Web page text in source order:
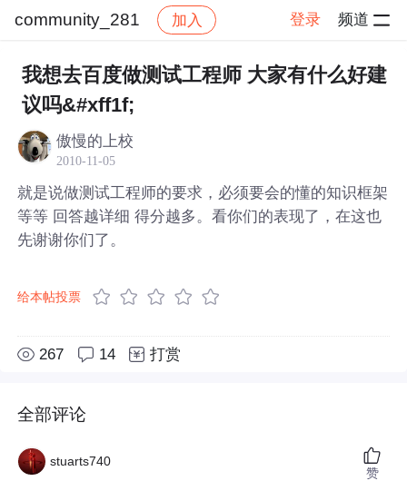
community_281 加入 登录 频道
社区 community_281 帖子详情
我想去百度做测试工程师 大家有什么好建
议吗&#xff1f;
傲慢的上校
2010-11-05
就是说做测试工程师的要求，必须要会的懂的知识框架
等等 回答越详细 得分越多。看你们的表现了，在这也
先谢谢你们了。
给本帖投票
267 14 打赏
全部评论
stuarts740
赞